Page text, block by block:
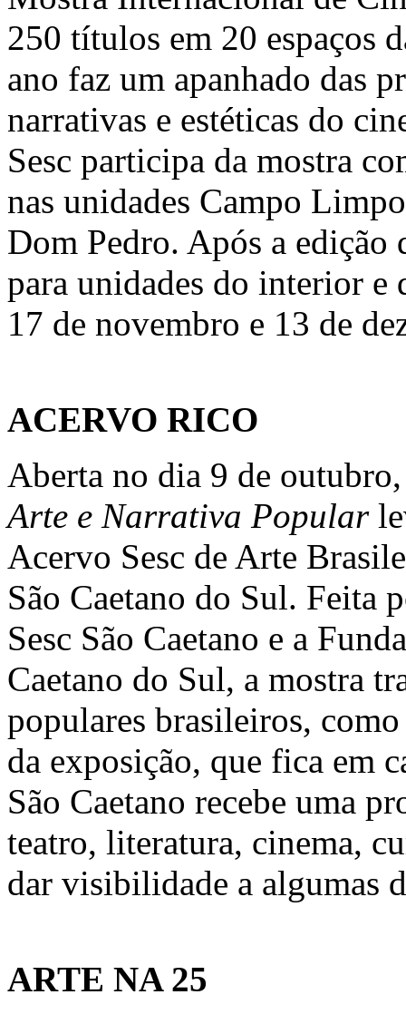
250 títulos em 20 espaços
ano faz um apanhado das
narrativas e estéticas do
Sesc participa da mostra
nas unidades Campo
Dom Pedro. Após a edição
para unidades do interior e
17 de novembro e 13 de
ACERVO RICO
Aberta no dia 9 de
Arte e Narrativa Popular
Acervo Sesc de Arte
São Caetano do Sul. Feita
Sesc São Caetano e a
Caetano do Sul, a mostra
populares brasileiros,
da exposição, que fica em
São Caetano recebe uma
teatro, literatura, cinema,
dar visibilidade a algumas
ARTE NA 25